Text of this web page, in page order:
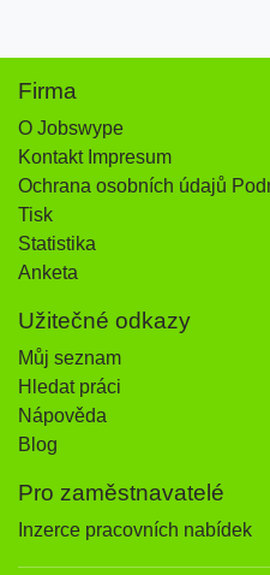
Firma
O Jobswype
Kontakt Impresum
Ochrana osobních údajů
Tisk
Statistika
Anketa
Užitečné odkazy
Můj seznam
Hledat práci
Nápověda
Blog
Pro zaměstnavatelé
Inzerce pracovních nabídek